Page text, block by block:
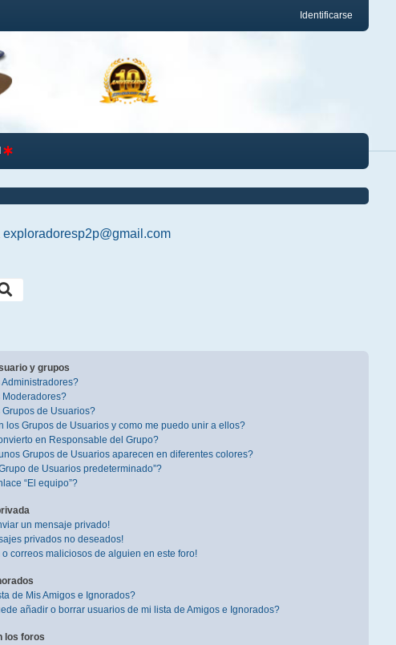
Identificarse
exploradoresp2p@gmail.com
y grupos
de Usuarios?
los Grupos de Usuarios y como me puedo unir a ellos?
en Responsable del Grupo?
Grupos de Usuarios aparecen en diferentes colores?
de Usuarios predeterminado”?
“El equipo”?
un mensaje privado!
privados no deseados!
o correos maliciosos de alguien en este foro!
de Mis Amigos e Ignorados?
añadir o borrar usuarios de mi lista de Amigos e Ignorados?
los foros